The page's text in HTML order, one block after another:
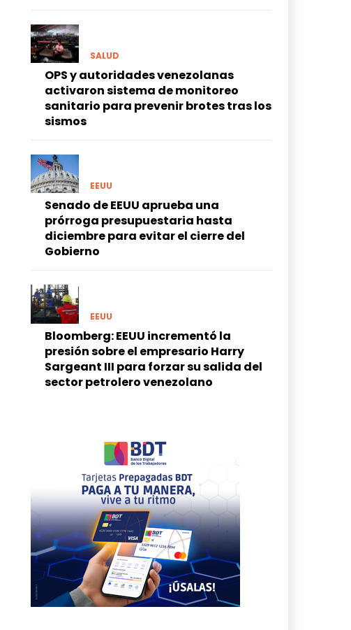
SALUD
OPS y autoridades venezolanas
activaron sistema de monitoreo
sanitario para prevenir brotes tras los
sismos
EEUU
Senado de EEUU aprueba una
prórroga presupuestaria hasta
diciembre para evitar el cierre del
Gobierno
EEUU
Bloomberg: EEUU incrementó la
presión sobre el empresario Harry
Sargeant III para forzar su salida del
sector petrolero venezolano